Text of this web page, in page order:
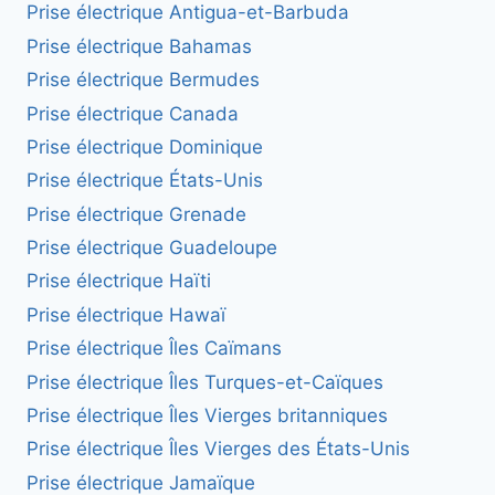
Prise électrique Antigua-et-Barbuda
Prise électrique Bahamas
Prise électrique Bermudes
Prise électrique Canada
Prise électrique Dominique
Prise électrique États-Unis
Prise électrique Grenade
Prise électrique Guadeloupe
Prise électrique Haïti
Prise électrique Hawaï
Prise électrique Îles Caïmans
Prise électrique Îles Turques-et-Caïques
Prise électrique Îles Vierges britanniques
Prise électrique Îles Vierges des États-Unis
Prise électrique Jamaïque